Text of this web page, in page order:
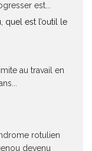
est...
quel est l’outil le
au travail en
rotulien
devenu